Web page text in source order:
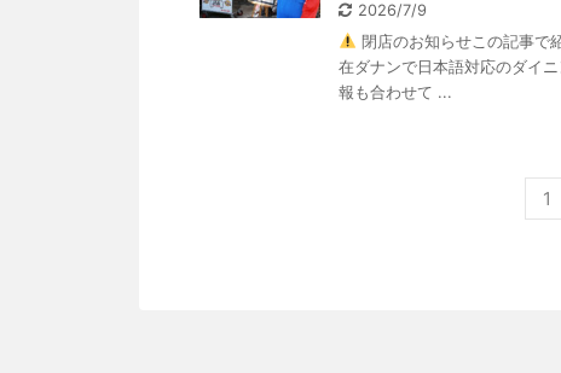
2026/7/9
閉店のお知らせこの記事で
在ダナンで日本語対応のダイ
報も合わせて ...
1